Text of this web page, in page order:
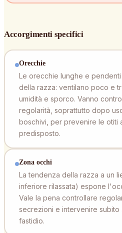
Accorgimenti specifici
Orecchie
Le orecchie lunghe e
della razza: ventilano poco e
umidità e sporco. Vanno
regolarità, soprattutto dopo
boschivi, per prevenire le otiti
predisposto.
Zona occhi
La tendenza della razza a un
inferiore rilassata) espone
Vale la pena controllare
secrezioni e intervenire subito
fastidio.